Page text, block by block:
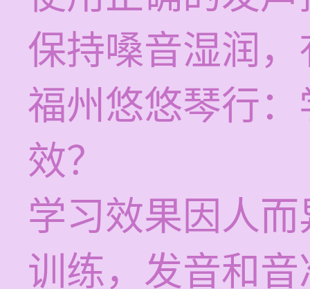
保持嗓音湿润
福州悠悠琴行
效？
学习效果因人
训练，发音和